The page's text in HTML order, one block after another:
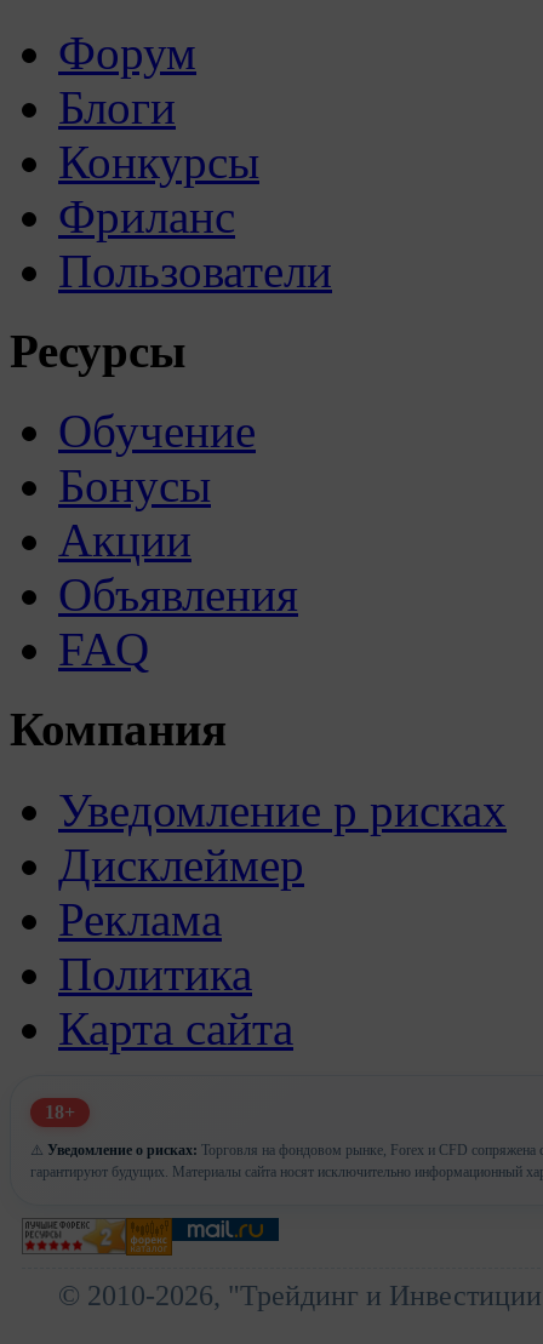
Форум
Блоги
Конкурсы
Фриланс
Пользователи
Ресурсы
Обучение
Бонусы
Акции
Объявления
FAQ
Компания
Уведомление р рисках
Дисклеймер
Реклама
Политика
Карта сайта
18+
⚠️ Уведомление о рисках: Торговля на фондовом рынке, Forex и CFD сопряжена
гарантируют будущих. Материалы сайта носят исключительно информационный
© 2010-2026, "Трейдинг и